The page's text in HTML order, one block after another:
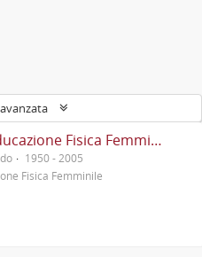
Centro Studi Educazione Fisica Femminile - CSEFF
1950 - 2005
Fisica Femminile